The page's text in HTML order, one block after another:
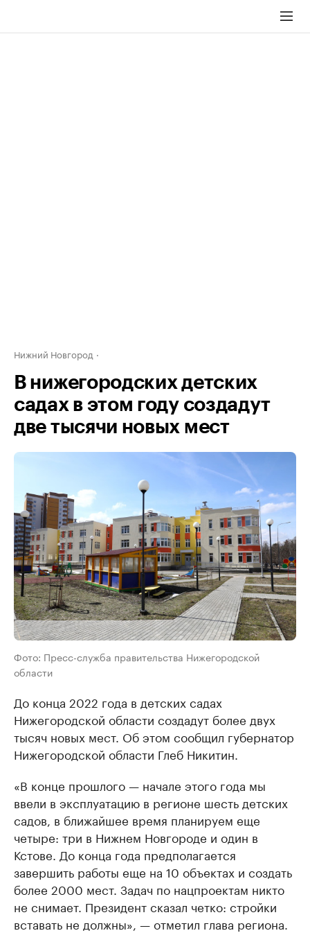
Нижний Новгород
В нижегородских детских
садах в этом году создадут
две тысячи новых мест
Фото: Пресс-служба правительства Нижегородской
области
До конца 2022 года в детских садах
Нижегородской области создадут более двух
тысяч новых мест. Об этом сообщил губернатор
Нижегородской области Глеб Никитин.
«В конце прошлого — начале этого года мы
ввели в эксплуатацию в регионе шесть детских
садов, в ближайшее время планируем еще
четыре: три в Нижнем Новгороде и один в
Кстове. До конца года предполагается
завершить работы еще на 10 объектах и создать
более 2000 мест. Задач по нацпроектам никто
не снимает. Президент сказал четко: стройки
вставать не должны», — отметил глава региона.